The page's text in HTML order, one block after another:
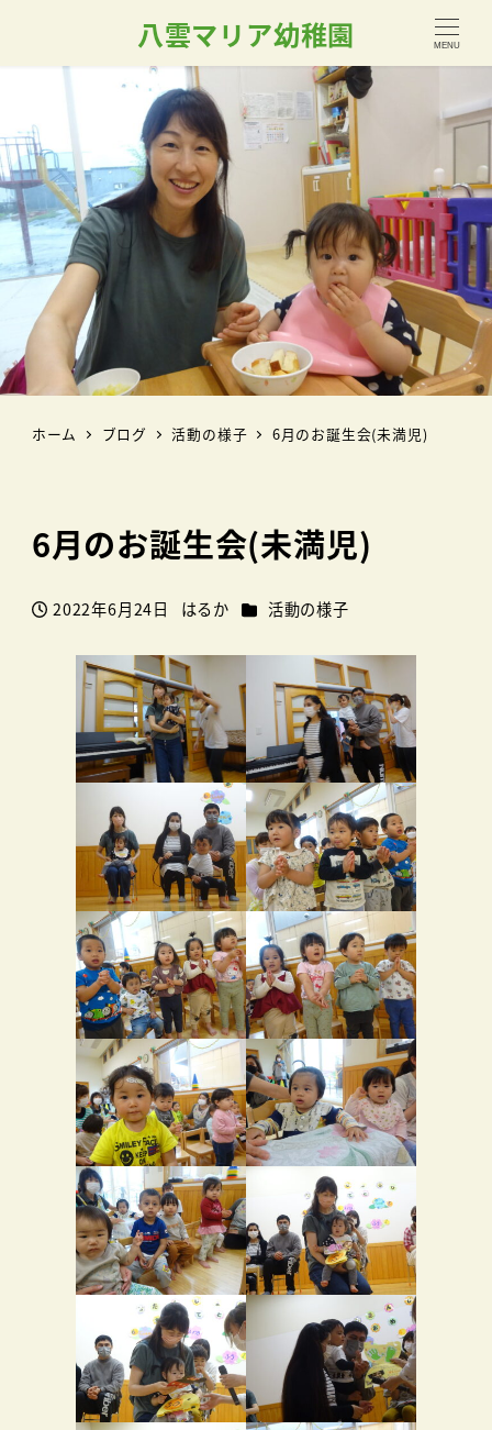
八雲マリア幼稚園 MENU
ホーム ブログ 活動の様子 6月のお誕生会(未満児)
6月のお誕生会(未満児)
投稿日
2022年6月24日
著
はるか カテゴリー
活動の様子